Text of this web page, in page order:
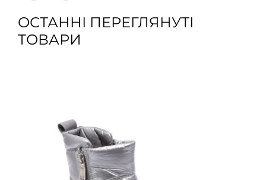
ОСТАННІ ПЕРЕГЛЯНУТІ
ТОВАРИ